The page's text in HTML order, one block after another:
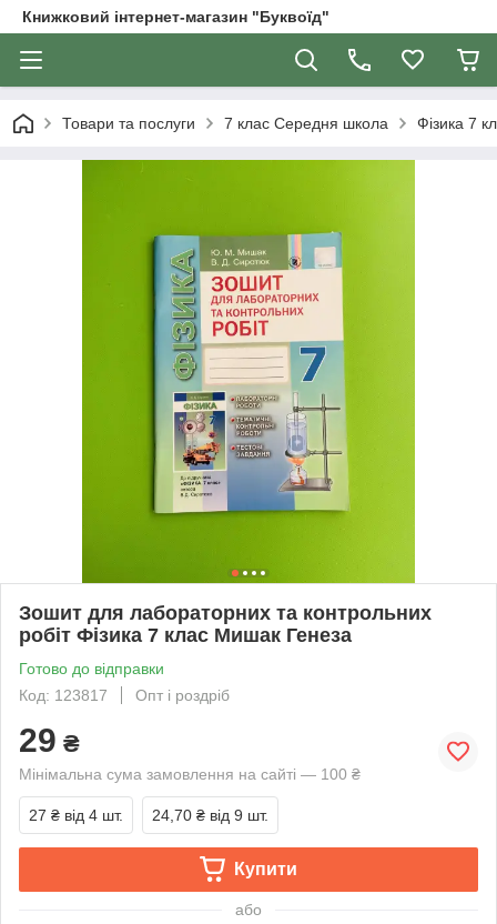
Книжковий інтернет-магазин "Буквоїд"
Товари та послуги 7 клас Середня школа Фізика 7
Зошит для лабораторних та контрольних
робіт Фізика 7 клас Мишак Генеза
Готово до відправки
Код: 123817
Опт і роздріб
29 ₴
Мінімальна сума замовлення на сайті — 100 ₴
27 ₴ від 4 шт. 24,70 ₴ від 9 шт.
Купити
або